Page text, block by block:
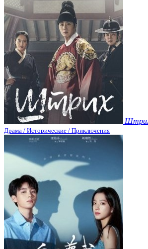
Драма / Исторические / Приключения